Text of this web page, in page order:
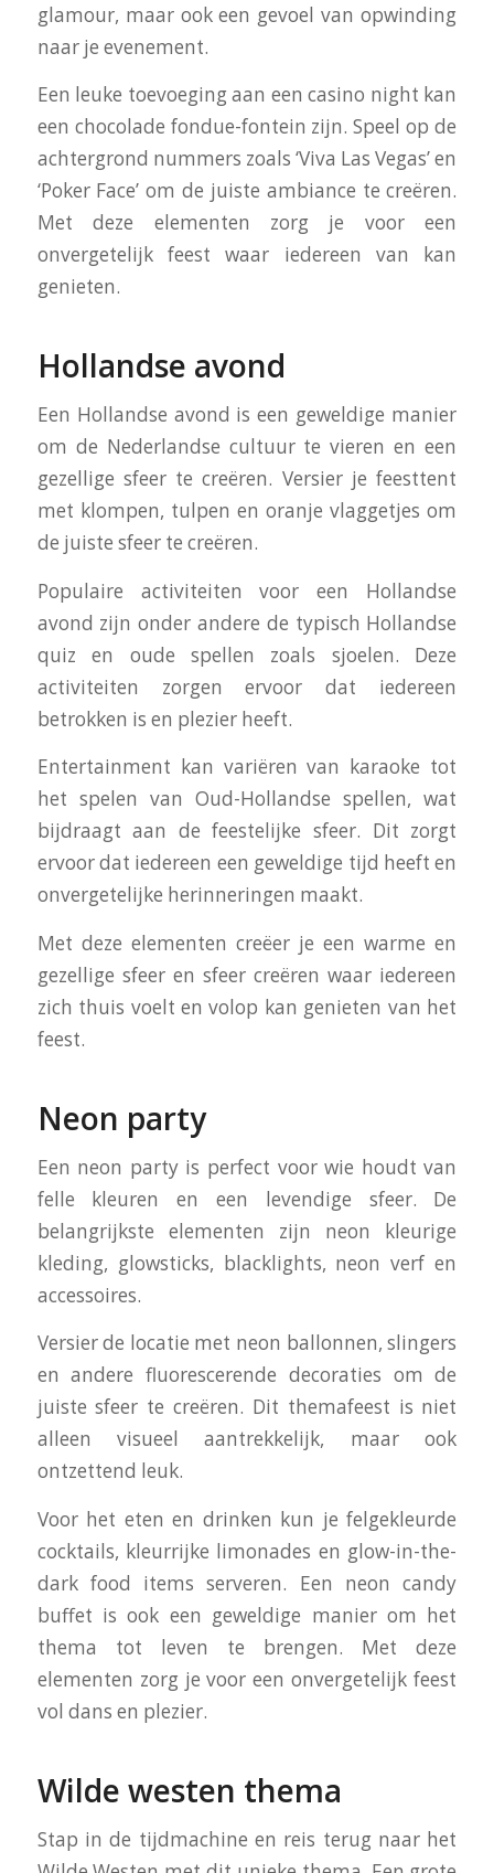
glamour, maar ook een gevoel van opwinding
naar je evenement.
Een leuke toevoeging aan een casino night kan
een chocolade fondue-fontein zijn. Speel op de
achtergrond nummers zoals ‘Viva Las Vegas’ en
‘Poker Face’ om de juiste ambiance te creëren.
Met deze elementen zorg je voor een
onvergetelijk feest waar iedereen van kan
genieten.
Hollandse avond
Een Hollandse avond is een geweldige manier
om de Nederlandse cultuur te vieren en een
gezellige sfeer te creëren. Versier je feesttent
met klompen, tulpen en oranje vlaggetjes om
de juiste sfeer te creëren.
Populaire activiteiten voor een Hollandse
avond zijn onder andere de typisch Hollandse
quiz en oude spellen zoals sjoelen. Deze
activiteiten zorgen ervoor dat iedereen
betrokken is en plezier heeft.
Entertainment kan variëren van karaoke tot
het spelen van Oud-Hollandse spellen, wat
bijdraagt aan de feestelijke sfeer. Dit zorgt
ervoor dat iedereen een geweldige tijd heeft en
onvergetelijke herinneringen maakt.
Met deze elementen creëer je een warme en
gezellige sfeer en sfeer creëren waar iedereen
zich thuis voelt en volop kan genieten van het
feest.
Neon party
Een neon party is perfect voor wie houdt van
felle kleuren en een levendige sfeer. De
belangrijkste elementen zijn neon kleurige
kleding, glowsticks, blacklights, neon verf en
accessoires.
Versier de locatie met neon ballonnen, slingers
en andere fluorescerende decoraties om de
juiste sfeer te creëren. Dit themafeest is niet
alleen visueel aantrekkelijk, maar ook
ontzettend leuk.
Voor het eten en drinken kun je felgekleurde
cocktails, kleurrijke limonades en glow-in-the-
dark food items serveren. Een neon candy
buffet is ook een geweldige manier om het
thema tot leven te brengen. Met deze
elementen zorg je voor een onvergetelijk feest
vol dans en plezier.
Wilde westen thema
Stap in de tijdmachine en reis terug naar het